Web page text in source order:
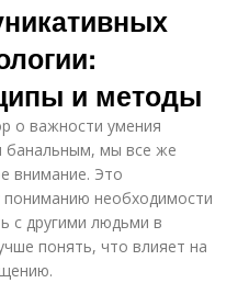
и методы
о важности умения
банальным, мы все же
внимание. Это
пониманию необходимости
с другими людьми в
понять, что влияет на